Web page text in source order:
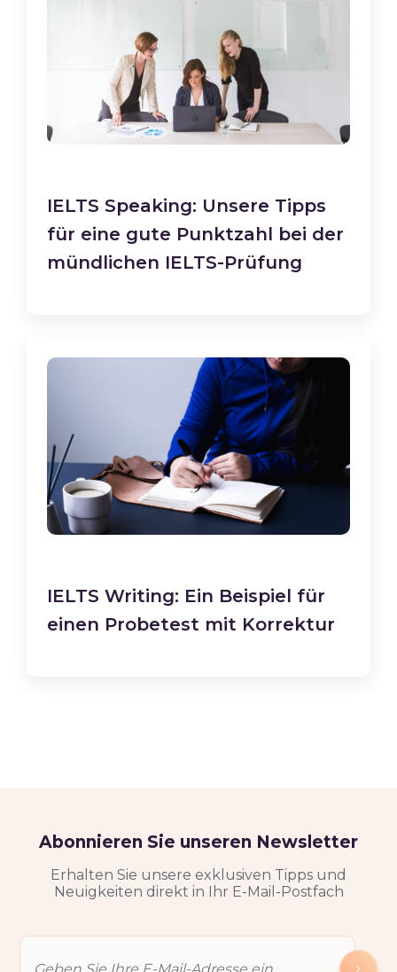
IELTS Speaking: Unsere Tipps
für eine gute Punktzahl bei der
mündlichen IELTS-Prüfung
IELTS Writing: Ein Beispiel für
einen Probetest mit Korrektur
Abonnieren Sie unseren Newsletter
Erhalten Sie unsere exklusiven Tipps und
Neuigkeiten direkt in Ihr E-Mail-Postfach